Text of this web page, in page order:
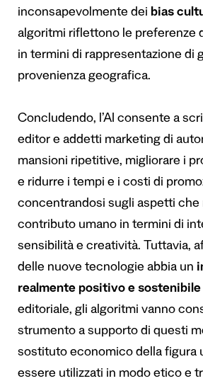
inconsapevolmente dei bias
algoritmi riflettono le preferenze
in termini di rappresentazione di
provenienza geografica.
Concludendo, l’AI consente a
editor e addetti marketing di
mansioni ripetitive, migliorare i
e ridurre i tempi e i costi di
concentrandosi sugli aspetti che
contributo umano in termini di
sensibilità e creatività. Tuttavia,
delle nuove tecnologie abbia un
realmente positivo e sostenibile
editoriale, gli algoritmi vanno
strumento a supporto di questi
sostituto economico della figura
essere utilizzati in modo etico e